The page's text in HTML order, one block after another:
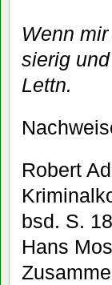
Wenn
sierig
Lettn.
Robert
bsd. S.
Hans